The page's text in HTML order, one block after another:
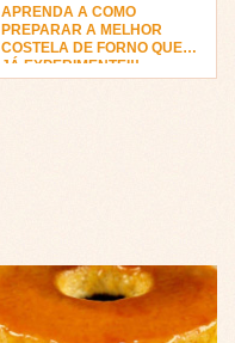
APRENDA A COMO
PREPARAR A MELHOR
COSTELA DE FORNO QUE
JÁ EXPERIMENTEI!!